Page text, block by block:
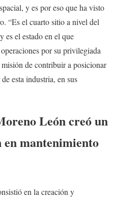
y es por eso que ha visto
“Es el cuarto sitio a nivel del
es el estado en el que
por su privilegiada
de contribuir a posicionar
esta industria, en sus
León creó un
mantenimiento
en la creación y